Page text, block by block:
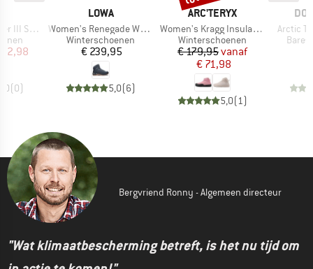
Waterproof
prijs
(0)
MERK
LOWA
Artikel
Women's Renegade Warm GTX Mid
Productgroep
Winterschoenen
Prijs
€ 239,95
5,0(6)
MERK
ARC'TERYX
Artikel
Women's Kragg Insulated
Productgroep
Winterschoenen
Prijs
€ 179,95Verlaagde prijs
vanaf
€ 71,98
5,0(1)
Artikel
Arctic
Bergvriend Ronny - Algemeen directeur
"Wat klimaatbescherming betreft, is het nu tijd om